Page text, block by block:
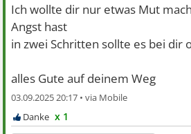
Ich wollte dir nur etwas Mut
Angst hast
in zwei Schritten sollte es bei dir
alles Gute auf deinem Weg
03.09.2025 20:17 •
x 1